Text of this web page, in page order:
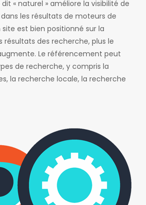
« naturel » améliore la visibilité de
les résultats de moteurs de
est bien positionné sur la
résultats des recherche, plus le
Le référencement peut
de recherche, y compris la
la recherche locale, la recherche